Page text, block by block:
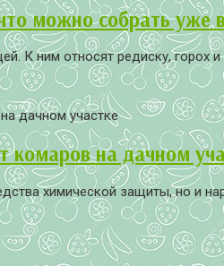
можно собрать уже
К ним относят редиску, горох и
комаров на дачном
химической защиты, но и